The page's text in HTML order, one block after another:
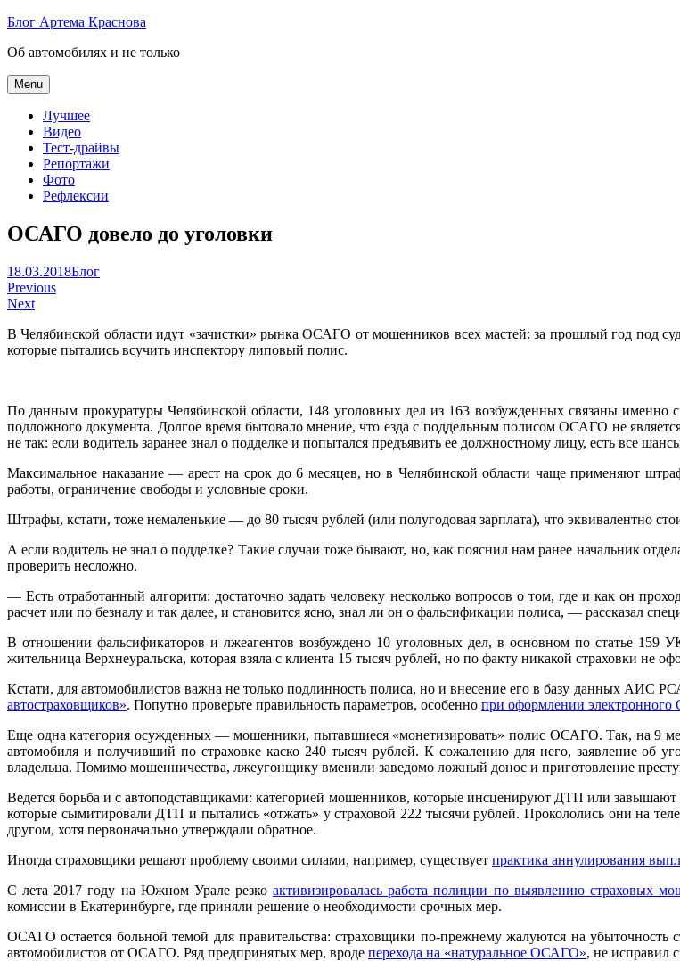
Skip
content
Блог Артема Краснова
Об автомобилях и не только
Menu
Лучшее
Видео
Тест-драйвы
Репортажи
Фото
Рефлексии
ОСАГО довело до уголовки
Артем
Краснов
18.03.2018Блог
Навигация
по
записям
Previous
Next
В Челябинской области идут «зачистки» рынка ОСАГО от мошенников всех мастей: за прошлый год под
которые пытались всучить инспектору липовый полис.
По данным прокуратуры Челябинской области, 148 уголовных дел из 163 возбужденных связаны именно
подложного документа. Долгое время бытовало мнение, что езда с поддельным полисом ОСАГО не
не так: если водитель заранее знал о подделке и попытался предъявить ее должностному лицу, есть все
Максимальное наказание — арест на срок до 6 месяцев, но в Челябинской области чаще применяют
работы, ограничение свободы и условные сроки.
Штрафы, кстати, тоже немаленькие — до 80 тысяч рублей (или полугодовая зарплата), что эквивалентно
А если водитель не знал о подделке? Такие случаи тоже бывают, но, как пояснил нам ранее начальник
проверить несложно.
— Есть отработанный алгоритм: достаточно задать человеку несколько вопросов о том, где и как он
расчет или по безналу и так далее, и становится ясно, знал ли он о фальсификации полиса, — рассказал
В отношении фальсификаторов и лжеагентов возбуждено 10 уголовных дел, в основном по статье 159
жительница Верхнеуральска, которая взяла с клиента 15 тысяч рублей, но по факту никакой страховки не
Кстати, для автомобилистов важна не только подлинность полиса, но и внесение его в базу данных АИС
автостраховщиков». Попутно проверьте правильность параметров, особенно при оформлении
Еще одна категория осужденных — мошенники, пытавшиеся «монетизировать» полис ОСАГО. Так, на 9
автомобиля и получивший по страховке каско 240 тысяч рублей. К сожалению для него, заявление об
владельца. Помимо мошенничества, лжеугонщику вменили заведомо ложный донос и приготовление
Ведется борьба и с автоподставщиками: категорией мошенников, которые инсценируют ДТП или
которые сымитировали ДТП и пытались «отжать» у страховой 222 тысячи рублей. Прокололись они на
другом, хотя первоначально утверждали обратное.
Иногда страховщики решают проблему своими силами, например, существует практика аннулирования
С лета 2017 году на Южном Урале резкоактивизировалась работа полиции по выявлению страховых
комиссии в Екатеринбурге, где приняли решение о необходимости срочных мер.
ОСАГО остается больной темой для правительства: страховщики по-прежнему жалуются на убыточность
автомобилистов от ОСАГО. Ряд предпринятых мер, вроде перехода на «натуральное ОСАГО», не исправил